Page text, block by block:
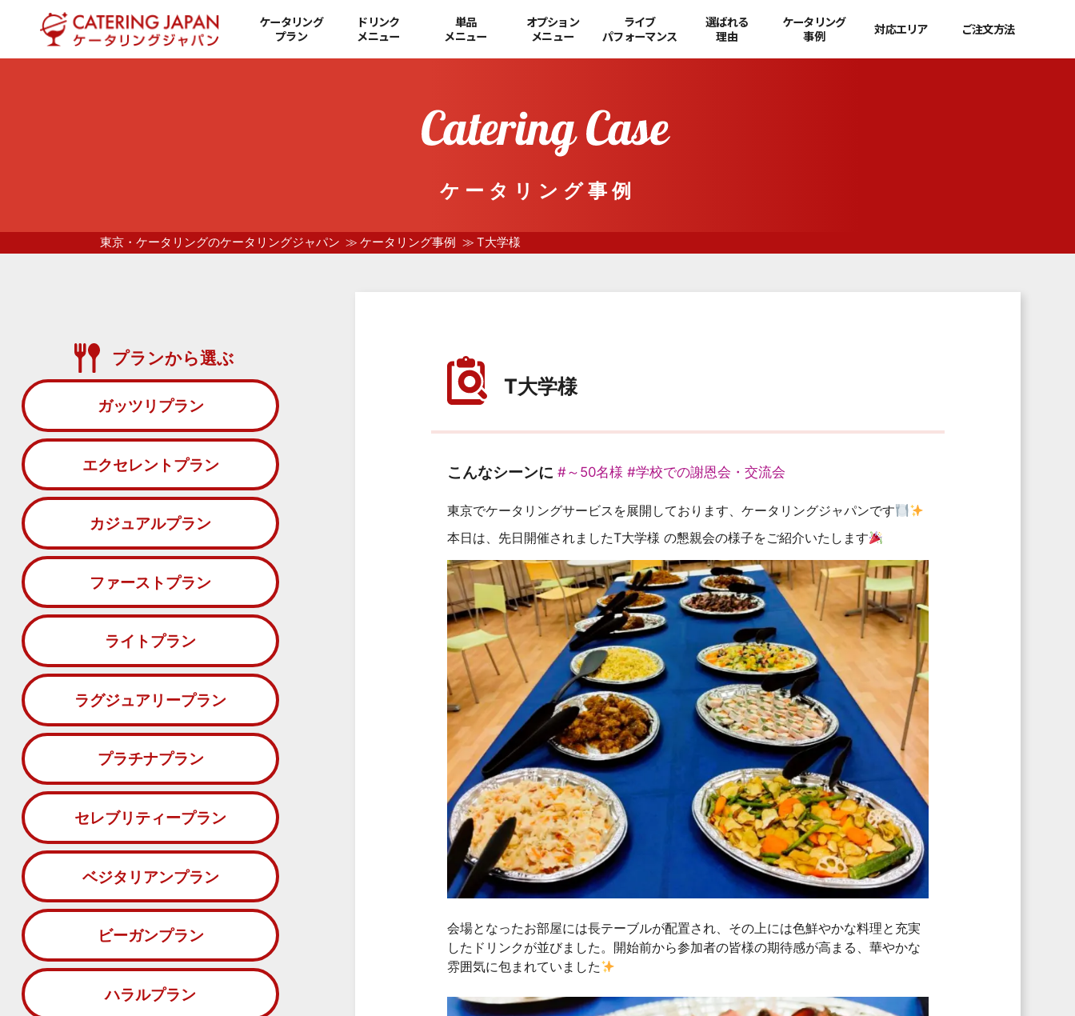
ケータリング
プラン
ドリンク
メニュー
単品
メニュー
オプション
メニュー
ライブ
パフォーマンス
選ばれる
理由
ケータリング
事例
対応エリア ご注文方法
ケータリング事例
東京・ケータリングのケータリングジャパン ケータリング事例 T大学様
T大学様
こんなシーンに #～50名様 #学校での謝恩会・交流会
東京でケータリングサービスを展開しております、ケータリングジャパンです
本日は、先日開催されましたT大学様 の懇親会の様子をご紹介いたします
会場となったお部屋には長テーブルが配置され、その上には色鮮やかな料理と充実
したドリンクが並びました。開始前から参加者の皆様の期待感が高まる、華やかな
雰囲気に包まれていました
プランから選ぶ
ガッツリプラン
エクセレントプラン
カジュアルプラン
ファーストプラン
ライトプラン
ラグジュアリープラン
プラチナプラン
セレブリティープラン
ベジタリアンプラン
ビーガンプラン
ハラルプラン